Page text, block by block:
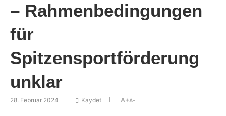
– Rahmenbedingungen
für
Spitzensportförderung
unklar
28. Februar 2024 Kaydet A+A-